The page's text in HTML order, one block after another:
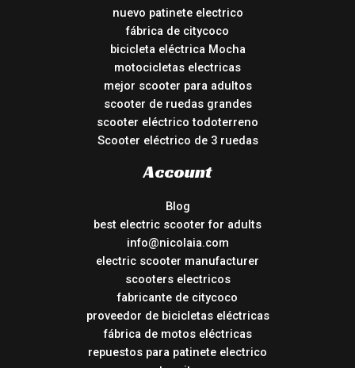
nuevo patinete electrico
fábrica de citycoco
bicicleta eléctrica Mocha
motocicletas electricas
mejor scooter para adultos
scooter de ruedas grandes
scooter eléctrico todoterreno
Scooter eléctrico de 3 ruedas
Account
Blog
best electric scooter for adults
info@nicolaia.com
electric scooter manufacturer
scooters electricos
fabricante de citycoco
proveedor de bicicletas eléctricas
fábrica de motos eléctricas
repuestos para patinete electrico